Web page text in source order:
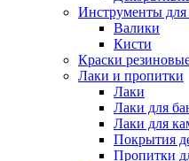
Инструменты для
Валики
Кисти
Краски
Лаки и пропитки
Лаки
Лаки для
Лаки для
Покрытия
Пропитки